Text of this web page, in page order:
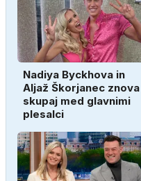
Nadiya Byckhova in
Aljaž Škorjanec znova
skupaj med glavnimi
plesalci